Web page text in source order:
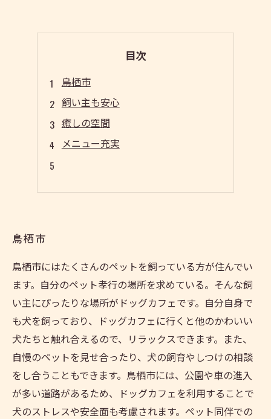
目次
鳥栖市
飼い主も安心
癒しの空間
メニュー充実
鳥栖市
鳥栖市にはたくさんのペットを飼っている方が住んでい
ます。自分のペット孝行の場所を求めている。そんな飼
い主にぴったりな場所がドッグカフェです。自分自身で
も犬を飼っており、ドッグカフェに行くと他のかわいい
犬たちと触れ合えるので、リラックスできます。また、
自慢のペットを見せ合ったり、犬の飼育やしつけの相談
をし合うこともできます。鳥栖市には、公園や車の進入
が多い道路があるため、ドッグカフェを利用することで
犬のストレスや安全面も考慮されます。ペット同伴での